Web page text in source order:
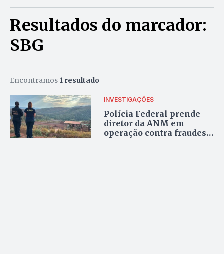
Resultados do marcador:
SBG
Encontramos 1 resultado
INVESTIGAÇÕES
Polícia Federal prende
diretor da ANM em
operação contra fraudes